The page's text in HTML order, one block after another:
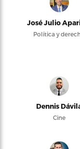
José Julio
Política y
Dennis
Cine